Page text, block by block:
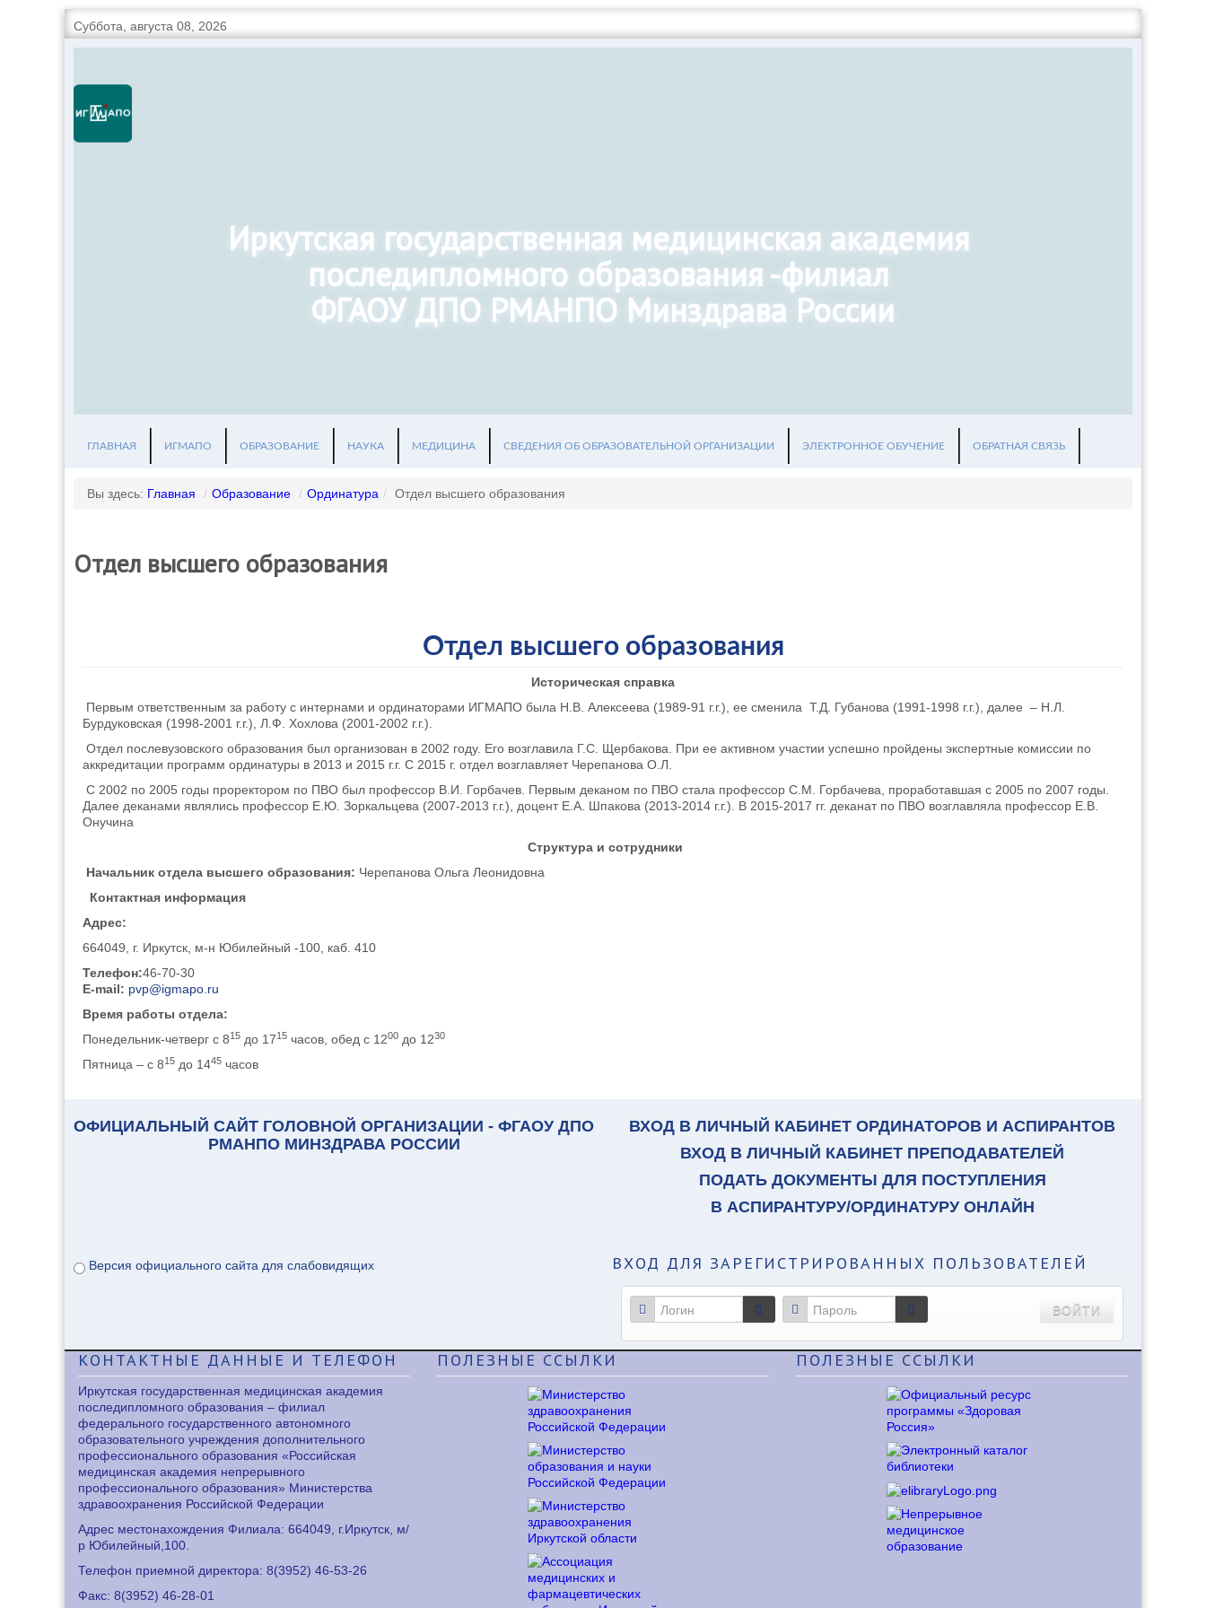
Суббота, августа 08, 2026
Иркутская государственная медицинская академия
последипломного образования -филиал
ФГАОУ ДПО РМАНПО Минздрава России
ГЛАВНАЯ ИГМАПО ОБРАЗОВАНИЕ НАУКА МЕДИЦИНА СВЕДЕНИЯ ОБ ОБРАЗОВАТЕЛЬНОЙ ОРГАНИЗАЦИИ ЭЛЕКТРОННОЕ ОБУЧЕНИЕ ОБРАТНАЯ СВЯЗЬ
Вы здесь: Главная / Образование / Ординатура / Отдел высшего образования
Отдел высшего образования
Отдел высшего образования
Историческая справка
Первым ответственным за работу с интернами и ординаторами ИГМАПО была Н.В. Алексеева (1989-91 г.г.), ее сменила Т.Д. Губанова (1991-1998 г.г.), далее – Н.Л.
Бурдуковская (1998-2001 г.г.), Л.Ф. Хохлова (2001-2002 г.г.).
Отдел послевузовского образования был организован в 2002 году. Его возглавила Г.С. Щербакова. При ее активном участии успешно пройдены экспертные комиссии по
аккредитации программ ординатуры в 2013 и 2015 г.г. С 2015 г. отдел возглавляет Черепанова О.Л.
С 2002 по 2005 годы проректором по ПВО был профессор В.И. Горбачев. Первым деканом по ПВО стала профессор С.М. Горбачева, проработавшая с 2005 по 2007 годы.
Далее деканами являлись профессор Е.Ю. Зоркальцева (2007-2013 г.г.), доцент Е.А. Шпакова (2013-2014 г.г.). В 2015-2017 гг. деканат по ПВО возглавляла профессор Е.В.
Онучина
Структура и сотрудники
Начальник отдела высшего образования: Черепанова Ольга Леонидовна
Контактная информация
Адрес:
664049, г. Иркутск, м-н Юбилейный -100, каб. 410
Телефон:46-70-30
E-mail: pvp@igmapo.ru
Время работы отдела:
Понедельник-четверг с 815 до 1715 часов, обед с 1200 до 1230
Пятница – с 815 до 1445 часов
ОФИЦИАЛЬНЫЙ САЙТ ГОЛОВНОЙ ОРГАНИЗАЦИИ - ФГАОУ ДПО
РМАНПО МИНЗДРАВА РОССИИ
Версия официального сайта для слабовидящих
ВХОД В ЛИЧНЫЙ КАБИНЕТ ОРДИНАТОРОВ И АСПИРАНТОВ
ВХОД В ЛИЧНЫЙ КАБИНЕТ ПРЕПОДАВАТЕЛЕЙ
ПОДАТЬ ДОКУМЕНТЫ ДЛЯ ПОСТУПЛЕНИЯ
В АСПИРАНТУРУ/ОРДИНАТУРУ ОНЛАЙН
ВХОД ДЛЯ ЗАРЕГИСТРИРОВАННЫХ ПОЛЬЗОВАТЕЛЕЙ
ВОЙТИ
КОНТАКТНЫЕ ДАННЫЕ И ТЕЛЕФОН
Иркутская государственная медицинская академия
последипломного образования – филиал
федерального государственного автономного
образовательного учреждения дополнительного
профессионального образования «Российская
медицинская академия непрерывного
профессионального образования» Министерства
здравоохранения Российской Федерации
Адрес местонахождения Филиала: 664049, г.Иркутск, м/
р Юбилейный,100.
Телефон приемной директора: 8(3952) 46-53-26
Факс: 8(3952) 46-28-01
ПОЛЕЗНЫЕ ССЫЛКИ ПОЛЕЗНЫЕ ССЫЛКИ